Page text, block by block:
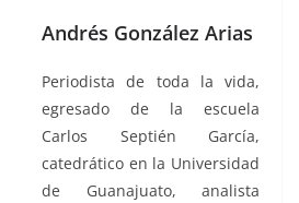
Andrés González Arias
Periodista de toda la vida,
egresado de la escuela
Carlos Septién García,
catedrático en la Universidad
de Guanajuato, analista